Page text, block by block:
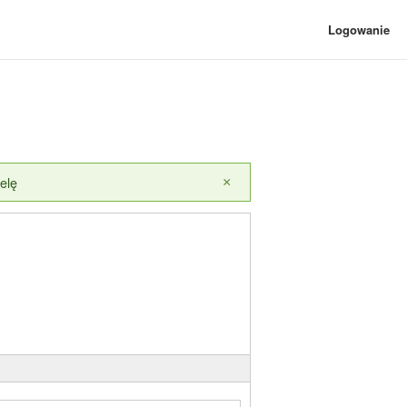
Logowanie
×